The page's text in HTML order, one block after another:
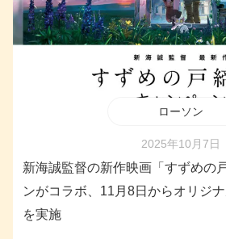
ローソン
2025年10月7日
新海誠監督の新作映画「すずめの
ンがコラボ、11月8日からオリジ
を実施